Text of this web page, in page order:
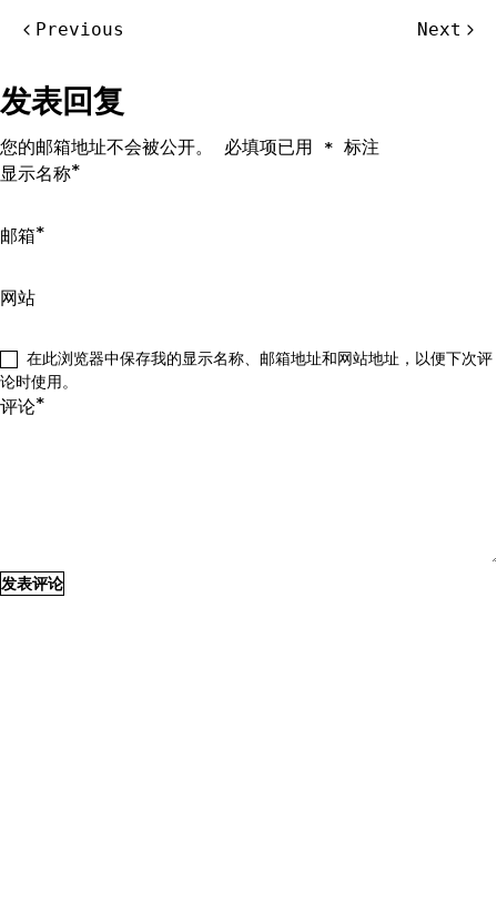
航
Previous Next
发表回复
您的邮箱地址不会被公开。 必填项已用 * 标注
评论*
显示名称*
邮箱*
网站
在此浏览器中保存我的显示名称、邮箱地址和网站地址，以便下次评
论时使用。